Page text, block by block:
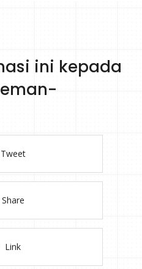
ini kepada
Tweet
Share
Link